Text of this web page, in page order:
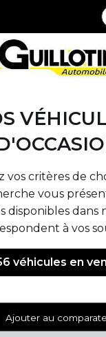
vos critères de
vous
disponibles dans
à vos
véhicules en
Ajouter au